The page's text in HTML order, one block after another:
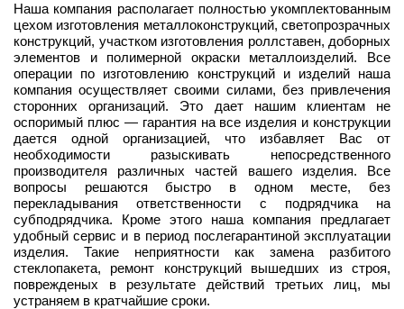
Наша компания располагает полностью укомплектованным
цехом изготовления металлоконструкций, светопрозрачных
конструкций, участком изготовления роллставен, доборных
элементов и полимерной окраски металлоизделий. Все
операции по изготовлению конструкций и изделий наша
компания осуществляет своими силами, без привлечения
сторонних организаций. Это дает нашим клиентам не
оспоримый плюс — гарантия на все изделия и конструкции
дается одной организацией, что избавляет Вас от
необходимости разыскивать непосредственного
производителя различных частей вашего изделия. Все
вопросы решаются быстро в одном месте, без
перекладывания ответственности с подрядчика на
субподрядчика. Кроме этого наша компания предлагает
удобный сервис и в период послегарантиной эксплуатации
изделия. Такие неприятности как замена разбитого
стеклопакета, ремонт конструкций вышедших из строя,
поврежденых в результате действий третьих лиц, мы
устраняем в кратчайшие сроки.